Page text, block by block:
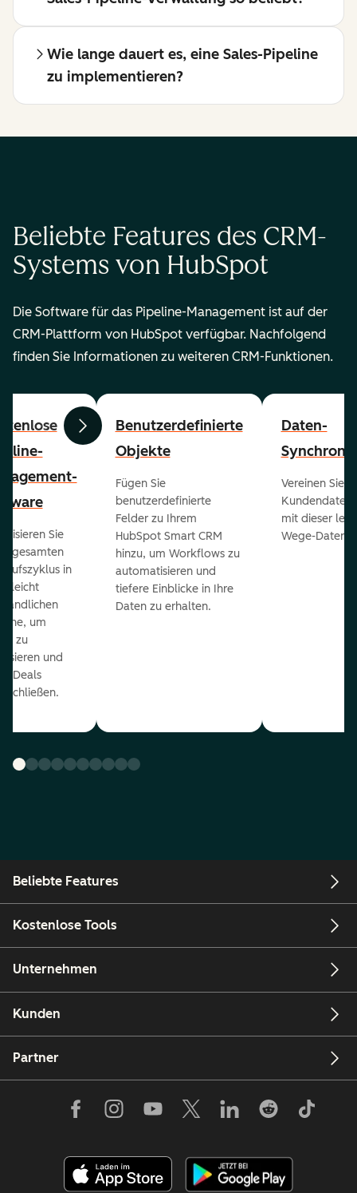
Wie lange dauert es, eine Sales-Pipeline
zu implementieren?
Beliebte Features des CRM-
Systems von HubSpot
Die Software für das Pipeline-Management ist auf der
CRM-Plattform von HubSpot verfügbar. Nachfolgend
finden Sie Informationen zu weiteren CRM-Funktionen.
ZurückWeiter
Sie
gesamten
in
leicht
um
zu
und
Deals
Benutzerdefinierte
Objekte
Fügen Sie
benutzerdefinierte
Felder zu Ihrem
HubSpot Smart CRM
hinzu, um Workflows zu
automatisieren und
tiefere Einblicke in Ihre
Daten zu erhalten.
Daten-
Vereinen Sie
Kundendaten
mit dieser
Wege-Daten-
Beliebte Features
Kostenlose Tools
Unternehmen
Kunden
Partner